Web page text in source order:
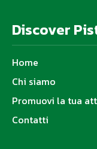
Discover
Home
Chi siamo
Promuovi la tua
Contatti